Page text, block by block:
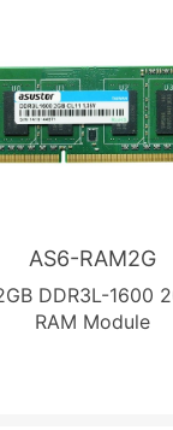
AS6-RAM2G
DDR3L-1600
RAM Module